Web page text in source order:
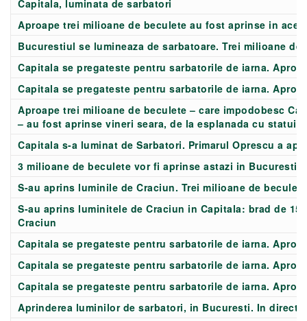
Capitala, luminata de sarbatori
Aproape trei milioane de beculete au fost aprinse in
Bucurestiul se lumineaza de sarbatoare. Trei milioane
Capitala se pregateste pentru sarbatorile de iarna.
Capitala se pregateste pentru sarbatorile de iarna.
Aproape trei milioane de beculete – care impodobesc
– au fost aprinse vineri seara, de la esplanada cu statui
Capitala s-a luminat de Sarbatori. Primarul Oprescu a
3 milioane de beculete vor fi aprinse astazi in Bucuresti
S-au aprins luminile de Craciun. Trei milioane de
S-au aprins luminitele de Craciun in Capitala: brad de
Craciun
Capitala se pregateste pentru sarbatorile de iarna.
Capitala se pregateste pentru sarbatorile de iarna.
Capitala se pregateste pentru sarbatorile de iarna.
Aprinderea luminilor de sarbatori, in Bucuresti. In direct,